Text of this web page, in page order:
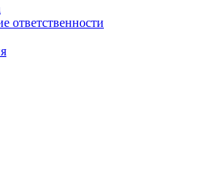
ответственности